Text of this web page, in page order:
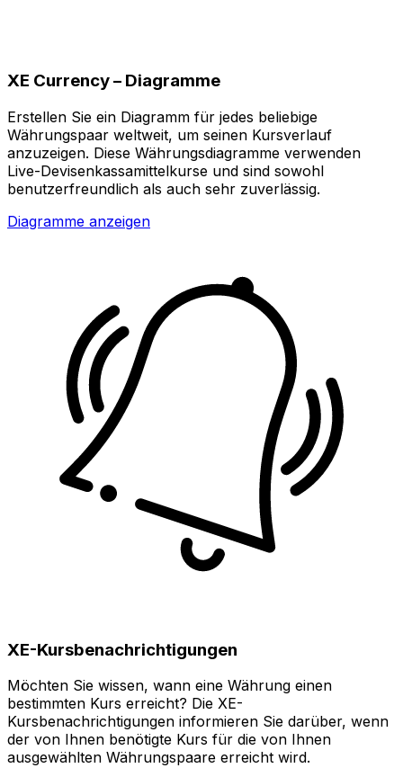
XE Currency – Diagramme
Erstellen Sie ein Diagramm für jedes beliebige
Währungspaar weltweit, um seinen Kursverlauf
anzuzeigen. Diese Währungsdiagramme verwenden
Live-Devisenkassamittelkurse und sind sowohl
benutzerfreundlich als auch sehr zuverlässig.
Diagramme anzeigen
XE-Kursbenachrichtigungen
Möchten Sie wissen, wann eine Währung einen
bestimmten Kurs erreicht? Die XE-
Kursbenachrichtigungen informieren Sie darüber, wenn
der von Ihnen benötigte Kurs für die von Ihnen
ausgewählten Währungspaare erreicht wird.